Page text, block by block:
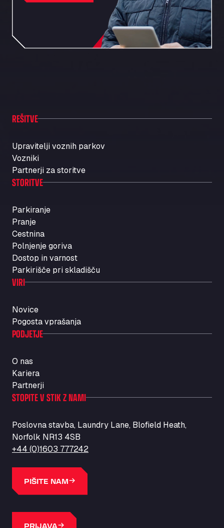
REŠITVE
Upravitelji voznih parkov
Vozniki
Partnerji za storitve
STORITVE
Parkiranje
Pranje
Cestnina
Polnjenje goriva
Dostop in varnost
Parkirišče pri skladišču
VIRI
Novice
Pogosta vprašanja
PODJETJE
O nas
Kariera
Partnerji
STOPITE V STIK Z NAMI
Poslovna stavba, Laundry Lane, Blofield Heath,
Norfolk NR13 4SB
+44 (0)1603 777242
PIŠITE NAM
PRIJAVA